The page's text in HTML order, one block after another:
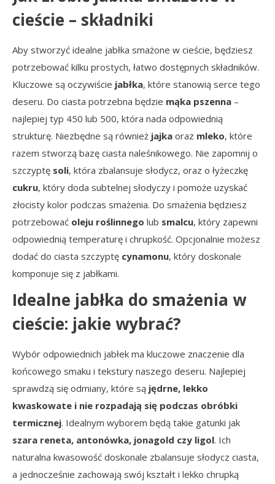
cieście – składniki
Aby stworzyć idealne jabłka smażone w cieście, będziesz
potrzebować kilku prostych, łatwo dostępnych składników.
Kluczowe są oczywiście jabłka, które stanowią serce tego
deseru. Do ciasta potrzebna będzie mąka pszenna –
najlepiej typ 450 lub 500, która nada odpowiednią
strukturę. Niezbędne są również jajka oraz mleko, które
razem stworzą bazę ciasta naleśnikowego. Nie zapomnij o
szczyptę soli, która zbalansuje słodycz, oraz o łyżeczkę
cukru, który doda subtelnej słodyczy i pomoże uzyskać
złocisty kolor podczas smażenia. Do smażenia będziesz
potrzebować oleju roślinnego lub smalcu, który zapewni
odpowiednią temperaturę i chrupkość. Opcjonalnie możesz
dodać do ciasta szczyptę cynamonu, który doskonale
komponuje się z jabłkami.
Idealne jabłka do smażenia w
cieście: jakie wybrać?
Wybór odpowiednich jabłek ma kluczowe znaczenie dla
końcowego smaku i tekstury naszego deseru. Najlepiej
sprawdzą się odmiany, które są jędrne, lekko
kwaskowate i nie rozpadają się podczas obróbki
termicznej. Idealnym wyborem będą takie gatunki jak
szara reneta, antonówka, jonagold czy ligol. Ich
naturalna kwasowość doskonale zbalansuje słodycz ciasta,
a jednocześnie zachowają swój kształt i lekko chrupką